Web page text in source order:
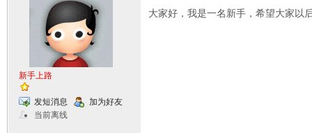
新手上路
发短消息
加为好友
当前离线
大家好，我是一名新手，希望大家以